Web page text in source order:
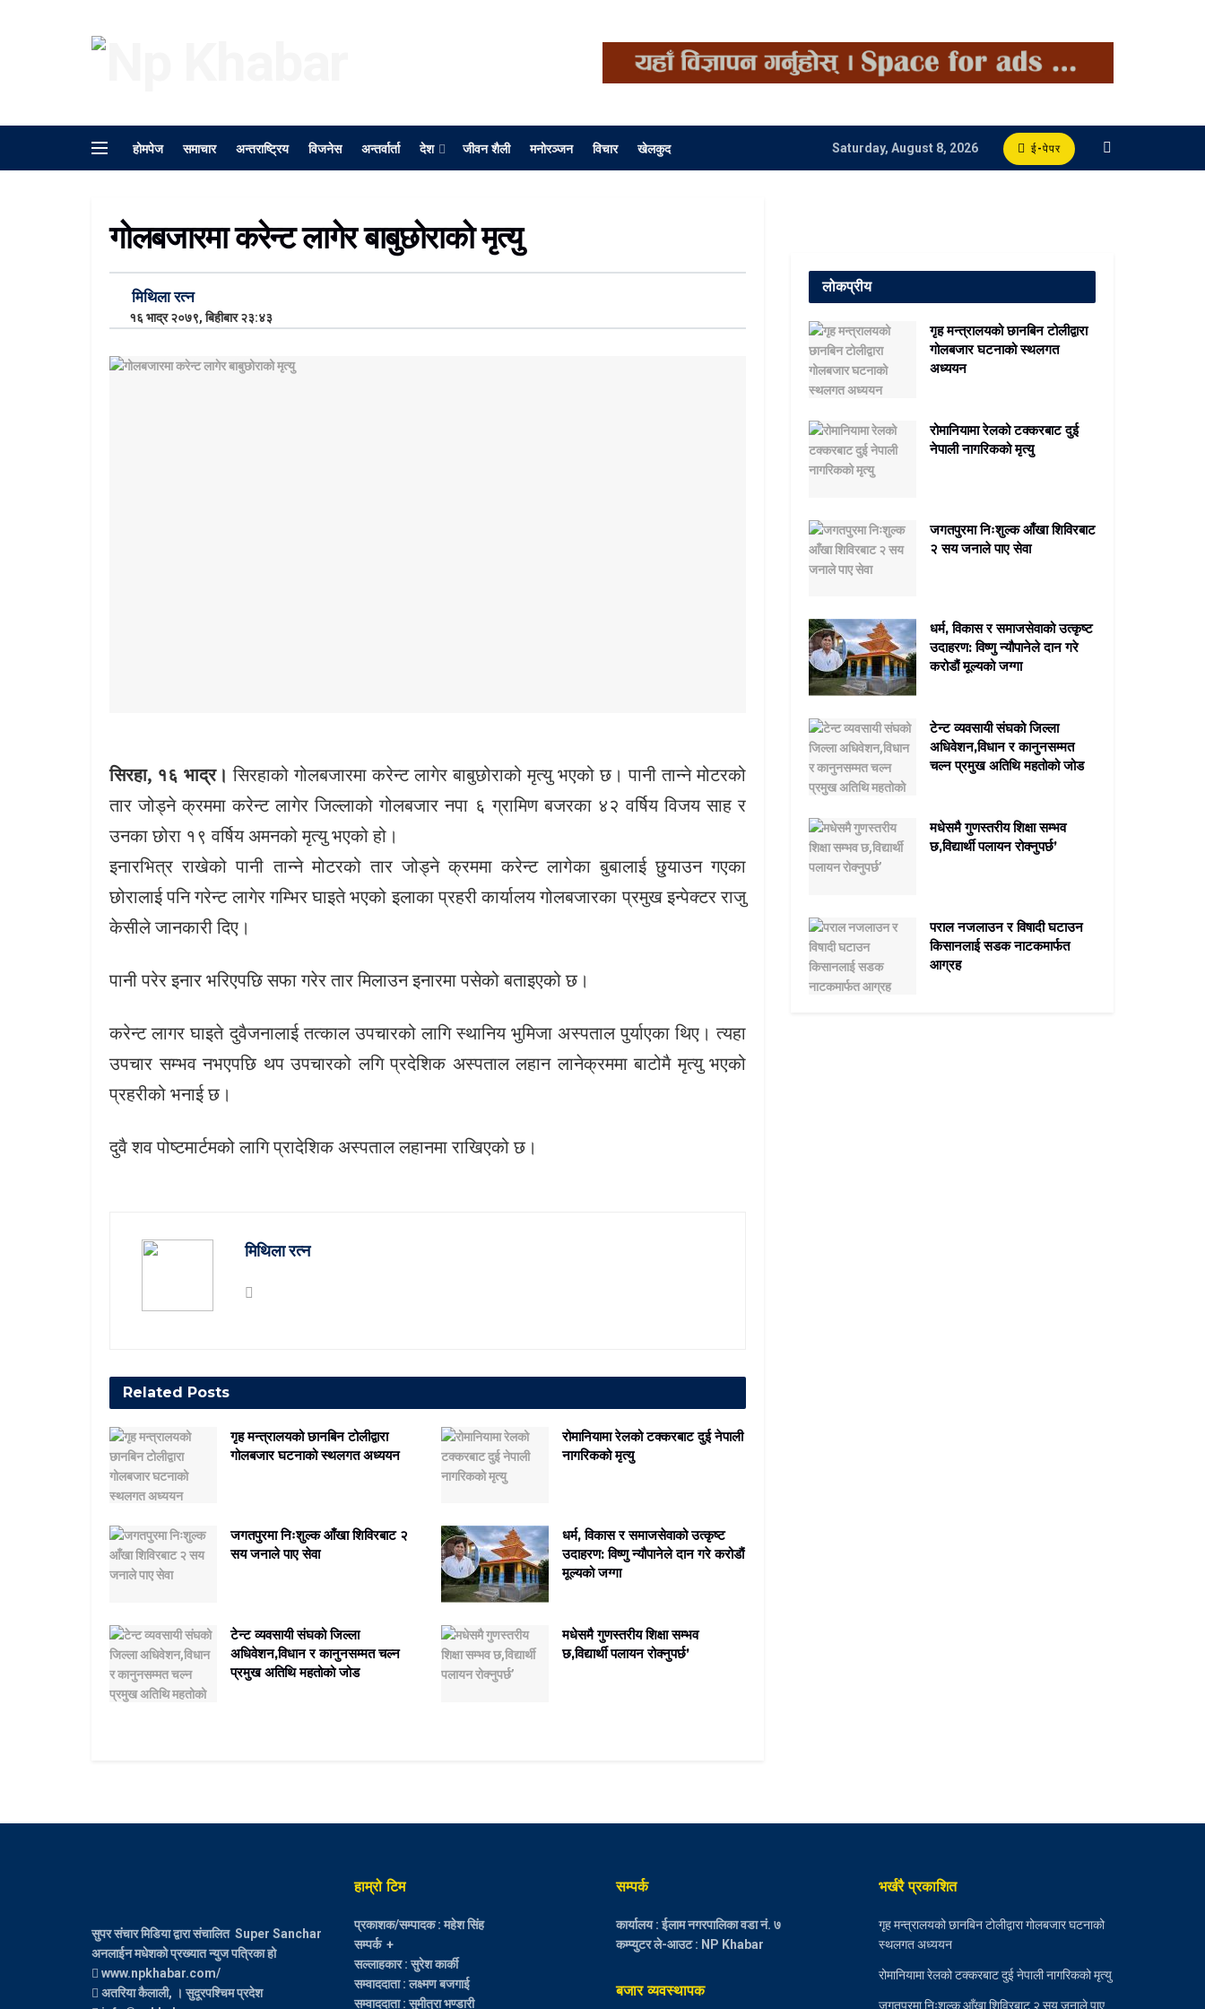
होमपेज समाचार अन्तराष्ट्रिय विजनेस अन्तर्वार्ता देश जीवन शैली मनोरञ्जन विचार खेलकुद Saturday, August 8, 2026 ई-पेपर
गोलबजारमा करेन्ट लागेर बाबुछोराको मृत्यु
मिथिला रत्न
१६ भाद्र २०७९, बिहीबार २३:४३
सिरहा, १६ भाद्र। सिरहाको गोलबजारमा करेन्ट लागेर बाबुछोराको मृत्यु भएको छ। पानी तान्ने मोटरको
तार जोड्ने क्रममा करेन्ट लागेर जिल्लाको गोलबजार नपा ६ ग्रामिण बजरका ४२ वर्षिय विजय साह र
उनका छोरा १९ वर्षिय अमनको मृत्यु भएको हो।
इनारभित्र राखेको पानी तान्ने मोटरको तार जोड्ने क्रममा करेन्ट लागेका बुबालाई छु्याउन गएका
छोरालाई पनि गरेन्ट लागेर गम्भिर घाइते भएको इलाका प्रहरी कार्यालय गोलबजारका प्रमुख इन्पेक्टर राजु
केसीले जानकारी दिए।
पानी परेर इनार भरिएपछि सफा गरेर तार मिलाउन इनारमा पसेको बताइएको छ।
करेन्ट लागर घाइते दुवैजनालाई तत्काल उपचारको लागि स्थानिय भुमिजा अस्पताल पुर्याएका थिए। त्यहा
उपचार सम्भव नभएपछि थप उपचारको लगि प्रदेशिक अस्पताल लहान लानेक्रममा बाटोमै मृत्यु भएको
प्रहरीको भनाई छ।
दुवै शव पोष्टमार्टमको लागि प्रादेशिक अस्पताल लहानमा राखिएको छ।
मिथिला रत्न
Related Posts
गृह मन्त्रालयको छानबिन टोलीद्वारा
गोलबजार घटनाको स्थलगत अध्ययन
रोमानियामा रेलको टक्करबाट दुई नेपाली
नागरिकको मृत्यु
जगतपुरमा निःशुल्क आँखा शिविरबाट २
सय जनाले पाए सेवा
धर्म, विकास र समाजसेवाको उत्कृष्ट
उदाहरण: विष्णु न्यौपानेले दान गरे करोडौं
मूल्यको जग्गा
टेन्ट व्यवसायी संघको जिल्ला
अधिवेशन,विधान र कानुनसम्मत चल्न
प्रमुख अतिथि महतोको जोड
मधेसमै गुणस्तरीय शिक्षा सम्भव
छ,विद्यार्थी पलायन रोक्नुपर्छ’
लोकप्रीय
गृह मन्त्रालयको छानबिन टोलीद्वारा
गोलबजार घटनाको स्थलगत
अध्ययन
रोमानियामा रेलको टक्करबाट दुई
नेपाली नागरिकको मृत्यु
जगतपुरमा निःशुल्क आँखा शिविरबाट
२ सय जनाले पाए सेवा
धर्म, विकास र समाजसेवाको उत्कृष्ट
उदाहरण: विष्णु न्यौपानेले दान गरे
करोडौं मूल्यको जग्गा
टेन्ट व्यवसायी संघको जिल्ला
अधिवेशन,विधान र कानुनसम्मत
चल्न प्रमुख अतिथि महतोको जोड
मधेसमै गुणस्तरीय शिक्षा सम्भव
छ,विद्यार्थी पलायन रोक्नुपर्छ’
पराल नजलाउन र विषादी घटाउन
किसानलाई सडक नाटकमार्फत
आग्रह
सुपर संचार मिडिया द्वारा संचालित Super Sanchar
अनलाईन मधेशको प्रख्यात न्युज पत्रिका हो
www.npkhabar.com/
अतरिया कैलाली, । सुदूरपश्चिम प्रदेश
हाम्रो टिम
प्रकाशक/सम्पादक : महेश सिंह
सम्पर्क +
सल्लाहकार : सुरेश कार्की
सम्वाददाता : लक्ष्मण बजगाई
सम्वाददाता : सुमीत्रा भण्डारी
सम्पर्क
कार्यालय : ईलाम नगरपालिका वडा नं. ७
कम्प्युटर ले-आउट : NP Khabar
बजार व्यवस्थापक
भर्खरै प्रकाशित
गृह मन्त्रालयको छानबिन टोलीद्वारा गोलबजार घटनाको
स्थलगत अध्ययन
रोमानियामा रेलको टक्करबाट दुई नेपाली नागरिकको मृत्यु
जगतपुरमा निःशुल्क आँखा शिविरबाट २ सय जनाले पाए